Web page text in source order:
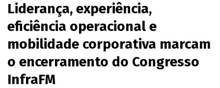
Liderança, experiência,
eficiência operacional e
mobilidade corporativa marcam
o encerramento do Congresso
InfraFM